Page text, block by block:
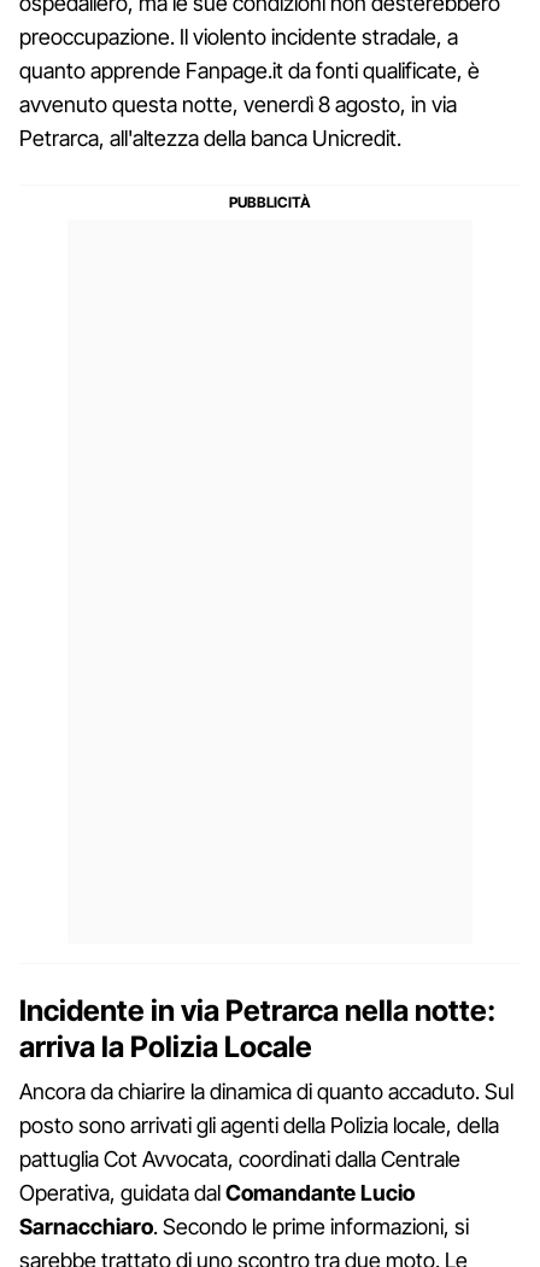
preoccupazione. Il violento incidente stradale, a
quanto apprende Fanpage.it da fonti qualificate, è
avvenuto questa notte, venerdì 8 agosto, in via
Petrarca, all'altezza della banca Unicredit.
Incidente in via Petrarca nella notte:
arriva la Polizia Locale
Ancora da chiarire la dinamica di quanto accaduto. Sul
posto sono arrivati gli agenti della Polizia locale, della
pattuglia Cot Avvocata, coordinati dalla Centrale
Operativa, guidata dalComandante Lucio
Sarnacchiaro. Secondo le prime informazioni, si
sarebbe trattato di uno scontro tra due moto. Le